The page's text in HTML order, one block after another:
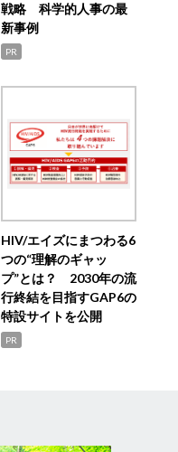
戦略 科学的人事の最
新事例
PR
HIV/エイズにまつわる6
つの“理解のギャッ
プ”とは？ 2030年の流
行終結を目指すGAP6の
特設サイトを公開
PR